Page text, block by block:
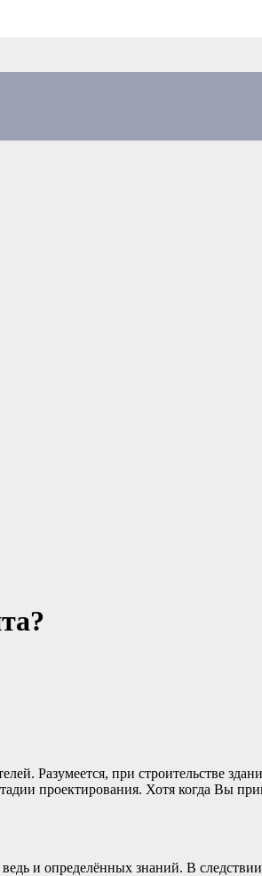
Разумеется, при строительстве
проектирования. Хотя когда Вы
и определённых знаний. В